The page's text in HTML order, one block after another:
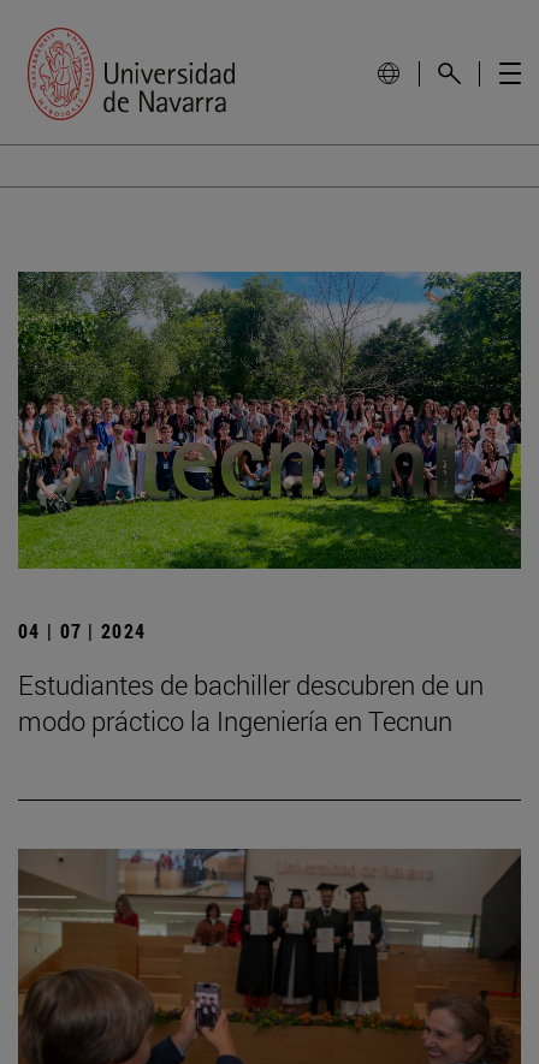
04 | 07 | 2024
Estudiantes de bachiller descubren de un
modo práctico la Ingeniería en Tecnun